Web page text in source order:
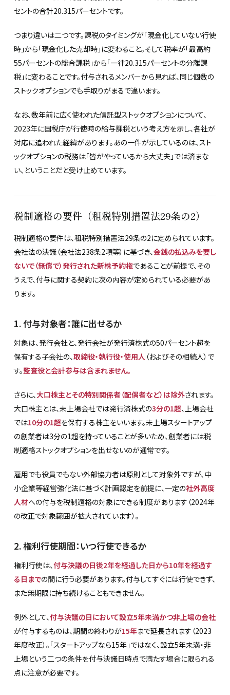
セントの合計20.315パーセントです。
つまり違いは二つです。課税のタイミングが「現金化していない行使
時」から「現金化した売却時」に変わること。そして税率が「最高約
55パーセントの総合課税」から「一律20.315パーセントの分離課
税」に変わることです。付与されるメンバーから見れば、同じ個数の
ストックオプションでも手取りがまるで違います。
なお、数年前に広く使われた信託型ストックオプションについて、
2023年に国税庁が行使時の給与課税という考え方を示し、各社が
対応に追われた経緯があります。あの一件が示しているのは、スト
ックオプションの税務は「皆がやっているから大丈夫」では済まな
い、ということだと受け止めています。
税制適格の要件（租税特別措置法29条の2）
税制適格の要件は、租税特別措置法29条の2に定められています。
会社法の決議（会社法238条2項等）に基づき、金銭の払込みを要し
ないで（無償で）発行された新株予約権であることが前提で、その
うえで、付与に関する契約に次の内容が定められている必要があ
ります。
1. 付与対象者：誰に出せるか
対象は、発行会社と、発行会社が発行済株式の50パーセント超を
保有する子会社の、取締役・執行役・使用人 （およびその相続人）で
す。監査役と会計参与は含まれません。
さらに、大口株主とその特別関係者（配偶者など）は除外されます。
大口株主とは、未上場会社では発行済株式の3分の1超、上場会社
では10分の1超を保有する株主をいいます。未上場スタートアップ
の創業者は3分の1超を持っていることが多いため、創業者には税
制適格ストックオプションを出せないのが通常です。
雇用でも役員でもない外部協力者は原則として対象外ですが、中
小企業等経営強化法に基づく計画認定を前提に、一定の社外高度
人材への付与を税制適格の対象にできる制度があります（2024年
の改正で対象範囲が拡大されています）。
2. 権利行使期間：いつ行使できるか
権利行使は、付与決議の日後2年を経過した日から10年を経過す
る日までの間に行う必要があります。付与してすぐには行使できず、
また無期限に持ち続けることもできません。
例外として、付与決議の日において設立5年未満かつ非上場の会社
が付与するものは、期間の終わりが15年まで延長されます（2023
年度改正）。「スタートアップなら15年」ではなく、設立5年未満・非
上場という二つの条件を付与決議日時点で満たす場合に限られる
点に注意が必要です。